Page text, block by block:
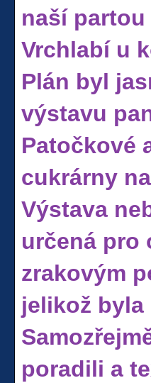
naší
Vrchlabí u
Plán byl
výstavu
Patočkové
cukrárny
Výstava
určená pro
zrakovým
jelikož byla
poradili a